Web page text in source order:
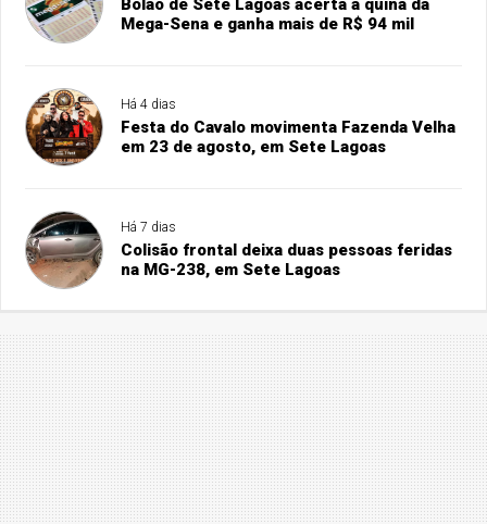
Bolão de Sete Lagoas acerta a quina da
Mega-Sena e ganha mais de R$ 94 mil
Há 4 dias
Festa do Cavalo movimenta Fazenda Velha
em 23 de agosto, em Sete Lagoas
Há 7 dias
Colisão frontal deixa duas pessoas feridas
na MG-238, em Sete Lagoas